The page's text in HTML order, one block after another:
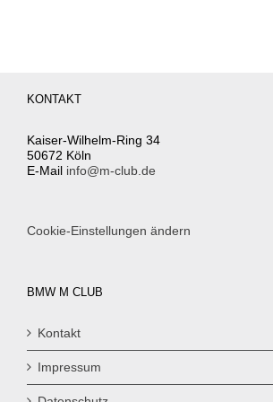
KONTAKT
Kaiser-Wilhelm-Ring 34
50672 Köln
E-Mail info@m-club.de
Cookie-Einstellungen ändern
BMW M CLUB
Kontakt
Impressum